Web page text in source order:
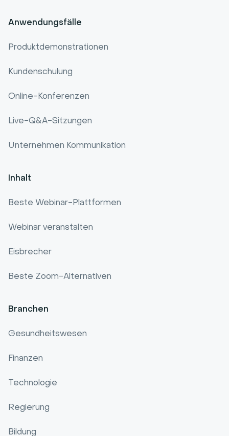
Anwendungsfälle
Produktdemonstrationen
Kundenschulung
Online-Konferenzen
Live-Q&A-Sitzungen
Unternehmen Kommunikation
Inhalt
Beste Webinar-Plattformen
Webinar veranstalten
Eisbrecher
Beste Zoom-Alternativen
Branchen
Gesundheitswesen
Finanzen
Technologie
Regierung
Bildung